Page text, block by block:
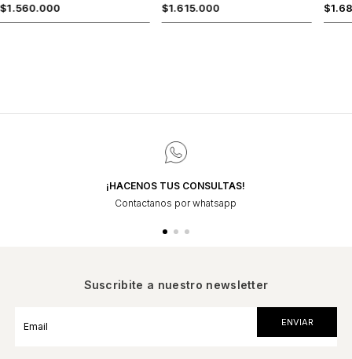
$1.560.000 $1.615.000
¡HACENOS TUS CONSULTAS!
Contactanos por whatsapp
Suscribite a nuestro newsletter